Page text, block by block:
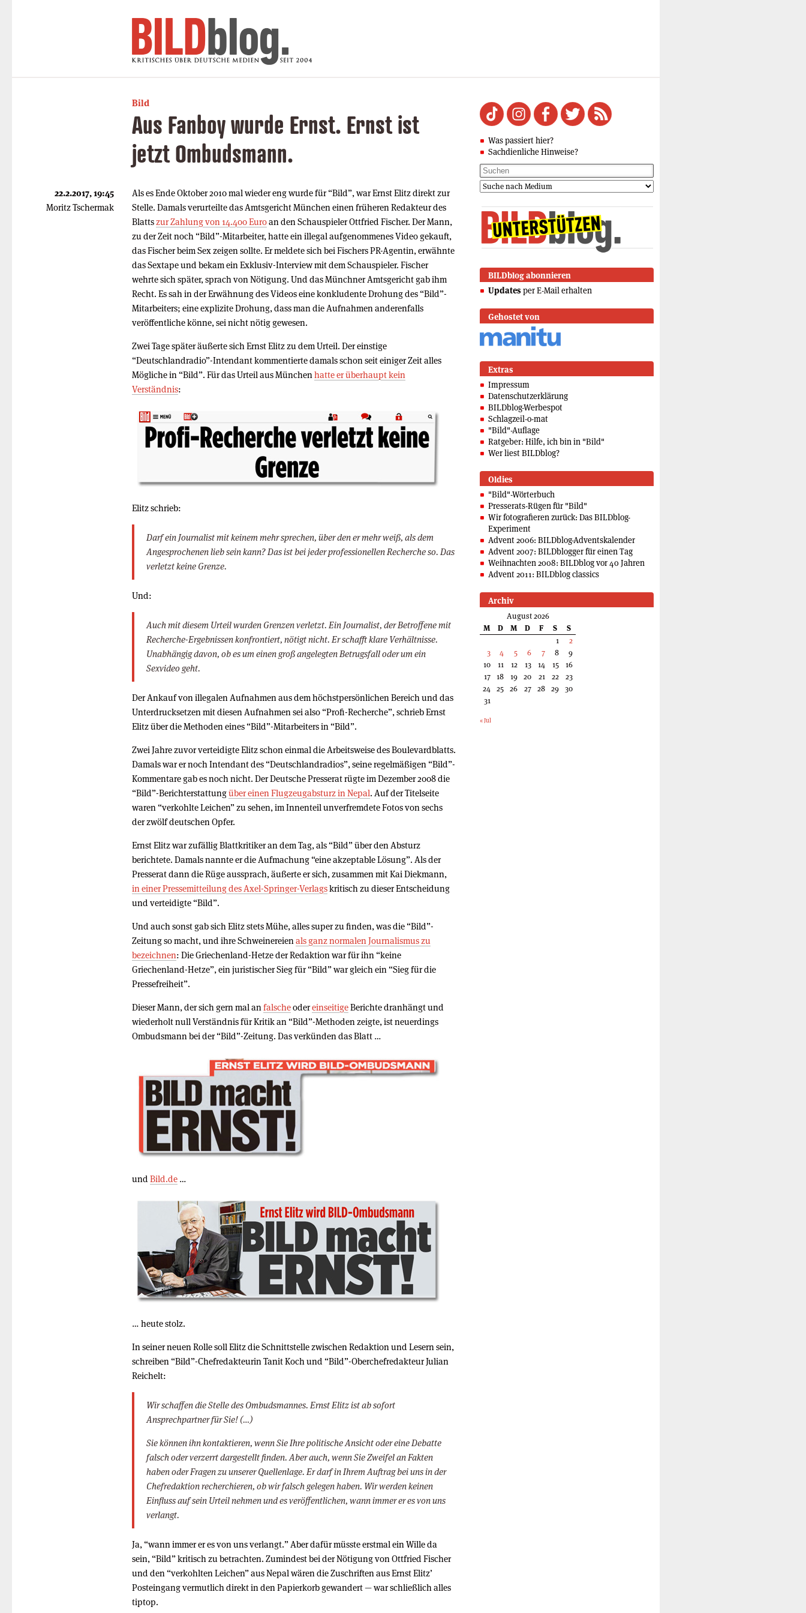
Bild
Aus Fanboy wurde Ernst. Ernst ist
jetzt Ombudsmann.
Als es Ende Oktober 2010 mal wieder eng wurde für “Bild”, war Ernst Elitz direkt zur
Stelle. Damals verurteilte das Amtsgericht München einen früheren Redakteur des
Blatts zur Zahlung von 14.400 Euroan den Schauspieler Ottfried Fischer. Der Mann,
zu der Zeit noch “Bild”-Mitarbeiter, hatte ein illegal aufgenommenes Video gekauft,
das Fischer beim Sex zeigen sollte. Er meldete sich bei Fischers PR-Agentin, erwähnte
das Sextape und bekam ein Exklusiv-Interview mit dem Schauspieler. Fischer
wehrte sich später, sprach von Nötigung. Und das Münchner Amtsgericht gab ihm
Recht. Es sah in der Erwähnung des Videos eine konkludente Drohung des “Bild”-
Mitarbeiters; eine explizite Drohung, dass man die Aufnahmen anderenfalls
veröffentliche könne, sei nicht nötig gewesen.
Zwei Tage später äußerte sich Ernst Elitz zu dem Urteil. Der einstige
“Deutschlandradio”-Intendant kommentierte damals schon seit einiger Zeit alles
Mögliche in “Bild”. Für das Urteil aus München hatte er überhaupt kein
Verständnis:
Elitz schrieb:
Darf ein Journalist mit keinem mehr sprechen, über den er mehr weiß, als dem
Angesprochenen lieb sein kann? Das ist bei jeder professionellen Recherche so. Das
verletzt keine Grenze.
Und:
Auch mit diesem Urteil wurden Grenzen verletzt. Ein Journalist, der Betroffene mit
Recherche-Ergebnissen konfrontiert, nötigt nicht. Er schafft klare Verhältnisse.
Unabhängig davon, ob es um einen groß angelegten Betrugsfall oder um ein
Sexvideo geht.
Der Ankauf von illegalen Aufnahmen aus dem höchstpersönlichen Bereich und das
Unterdrucksetzen mit diesen Aufnahmen sei also “Profi-Recherche”, schrieb Ernst
Elitz über die Methoden eines “Bild”-Mitarbeiters in “Bild”.
Zwei Jahre zuvor verteidigte Elitz schon einmal die Arbeitsweise des Boulevardblatts.
Damals war er noch Intendant des “Deutschlandradios”, seine regelmäßigen “Bild”-
Kommentare gab es noch nicht. Der Deutsche Presserat rügte im Dezember 2008 die
“Bild”-Berichterstattungüber einen Flugzeugabsturz in Nepal. Auf der Titelseite
waren “verkohlte Leichen” zu sehen, im Innenteil unverfremdete Fotos von sechs
der zwölf deutschen Opfer.
Ernst Elitz war zufällig Blattkritiker an dem Tag, als “Bild” über den Absturz
berichtete. Damals nannte er die Aufmachung “eine akzeptable Lösung”. Als der
Presserat dann die Rüge aussprach, äußerte er sich, zusammen mit Kai Diekmann,
in einer Pressemitteilung des Axel-Springer-Verlagskritisch zu dieser Entscheidung
und verteidigte “Bild”.
Und auch sonst gab sich Elitz stets Mühe, alles super zu finden, was die “Bild”-
Zeitung so macht, und ihre Schweinereien als ganz normalen Journalismus zu
bezeichnen: Die Griechenland-Hetze der Redaktion war für ihn “keine
Griechenland-Hetze”, ein juristischer Sieg für “Bild” war gleich ein “Sieg für die
Pressefreiheit”.
Dieser Mann, der sich gern mal an falscheodereinseitigeBerichte dranhängt und
wiederholt null Verständnis für Kritik an “Bild”-Methoden zeigte, ist neuerdings
Ombudsmann bei der “Bild”-Zeitung. Das verkünden das Blatt …
und Bild.de …
… heute stolz.
In seiner neuen Rolle soll Elitz die Schnittstelle zwischen Redaktion und Lesern sein,
schreiben “Bild”-Chefredakteurin Tanit Koch und “Bild”-Oberchefredakteur Julian
Reichelt:
Wir schaffen die Stelle des Ombudsmannes. Ernst Elitz ist ab sofort
Ansprechpartner für Sie! (…)
Sie können ihn kontaktieren, wenn Sie Ihre politische Ansicht oder eine Debatte
falsch oder verzerrt dargestellt finden. Aber auch, wenn Sie Zweifel an Fakten
haben oder Fragen zu unserer Quellenlage. Er darf in Ihrem Auftrag bei uns in der
Chefredaktion recherchieren, ob wir falsch gelegen haben. Wir werden keinen
Einfluss auf sein Urteil nehmen und es veröffentlichen, wann immer er es von uns
verlangt.
Ja, “wann immer er es von uns verlangt.” Aber dafür müsste erstmal ein Wille da
sein, “Bild” kritisch zu betrachten. Zumindest bei der Nötigung von Ottfried Fischer
und den “verkohlten Leichen” aus Nepal wären die Zuschriften aus Ernst Elitz’
Posteingang vermutlich direkt in den Papierkorb gewandert — war schließlich alles
tiptop.
22.2.2017, 19:45
Moritz Tschermak
Was passiert hier?
Sachdienliche Hinweise?
BILDblog abonnieren
Updates per E-Mail erhalten
Gehostet von
Extras
Impressum
Datenschutzerklärung
BILDblog-Werbespot
Schlagzeil-o-mat
"Bild"-Auflage
Ratgeber: Hilfe, ich bin in "Bild"
Wer liest BILDblog?
Oldies
"Bild"-Wörterbuch
Presserats-Rügen für "Bild"
Wir fotografieren zurück: Das BILDblog-
Experiment
Advent 2006: BILDblog-Adventskalender
Advent 2007: BILDblogger für einen Tag
Weihnachten 2008: BILDblog vor 40 Jahren
Advent 2011: BILDblog classics
Archiv
August 2026
M
D M D F S
S
1
2
3
4 5 6 7 8
9
10
11 12 13 14 15
16
17 18 19 20 21 22
23
24 25 26 27 28 29 30
31
« Jul